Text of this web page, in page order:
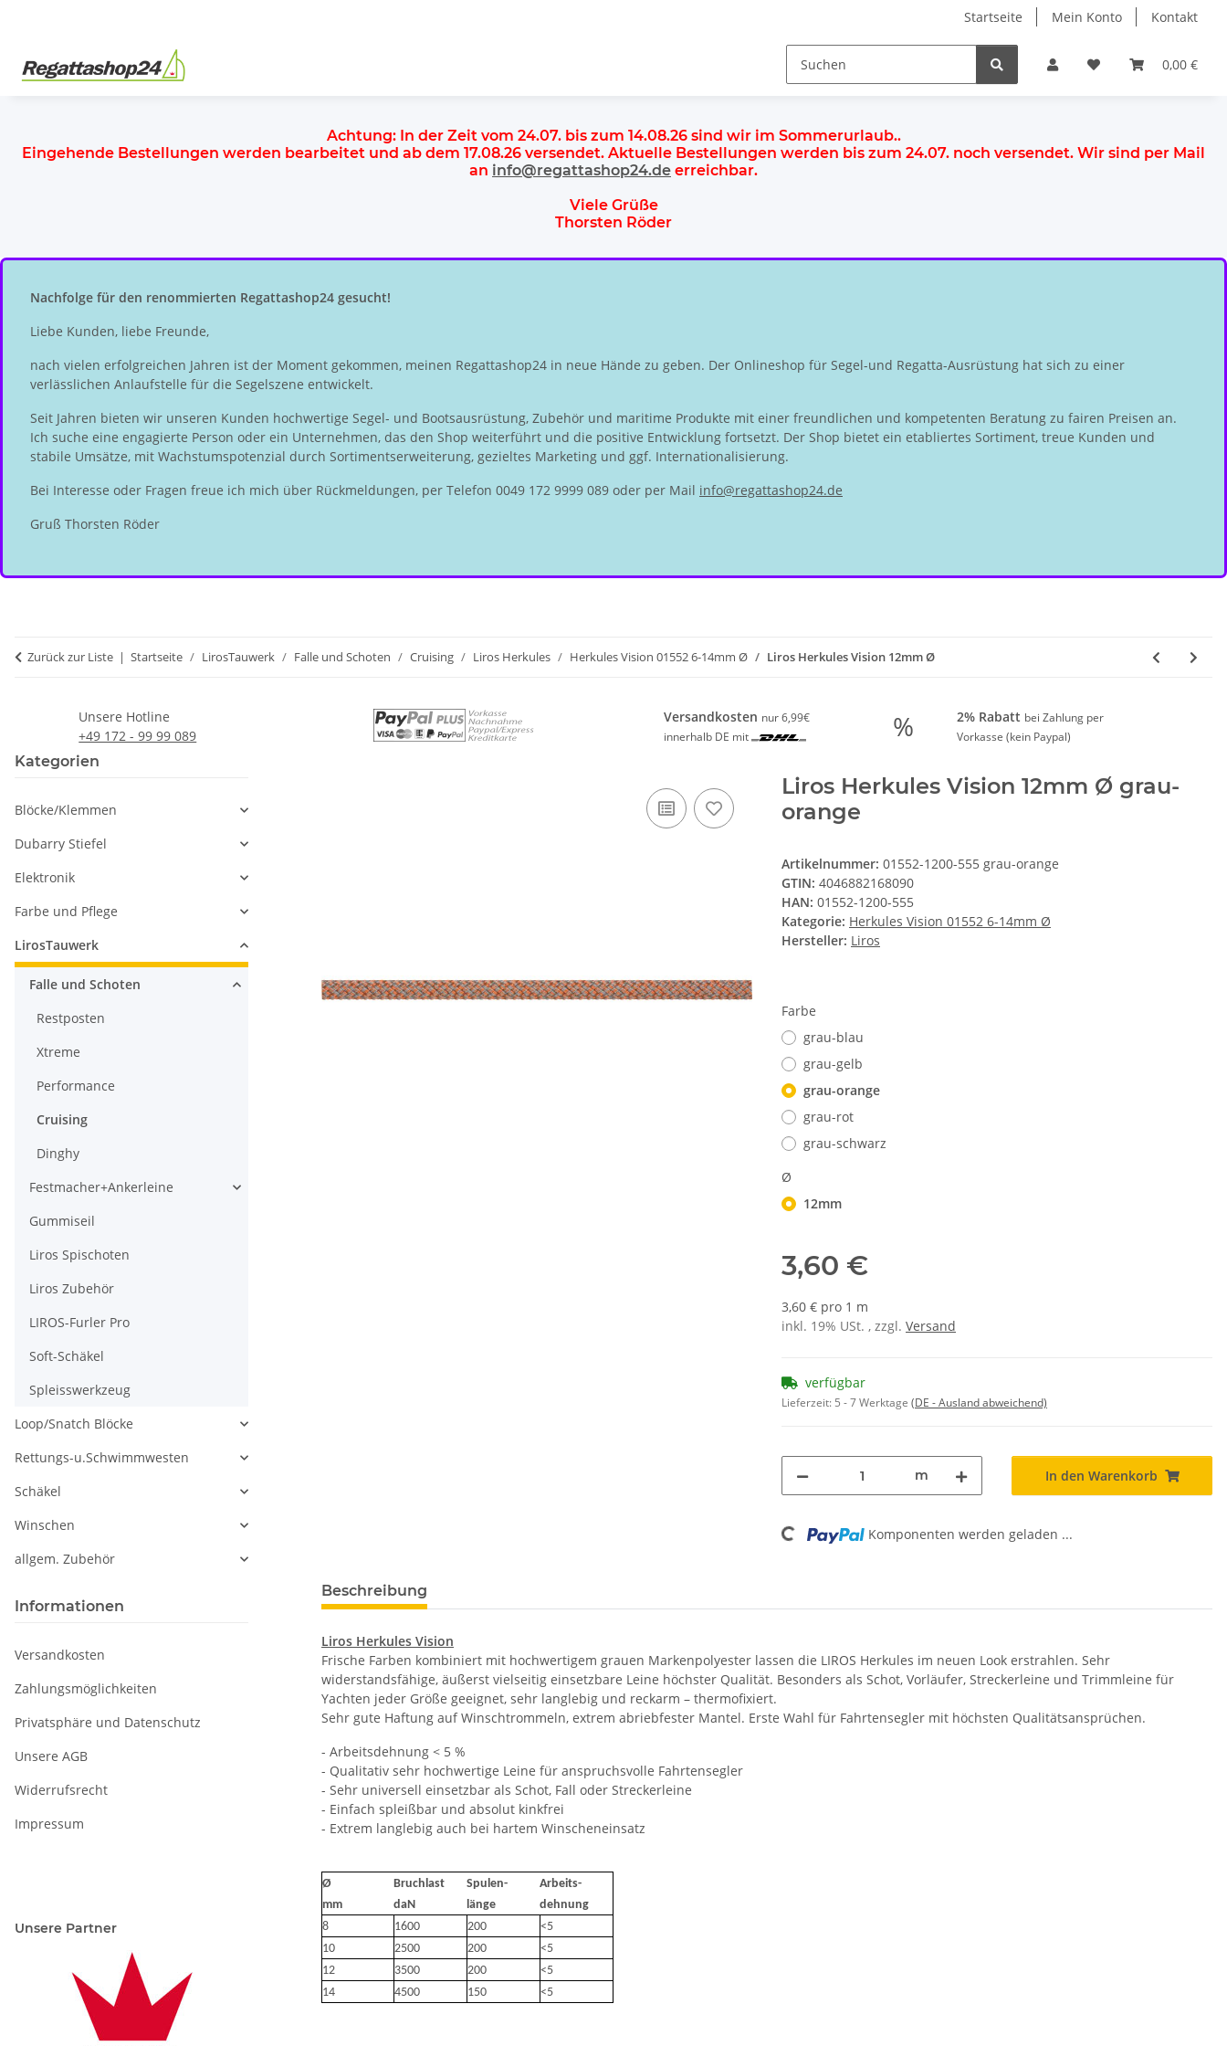
Startseite Mein Konto Kontakt
0,00 €
Achtung: In der Zeit vom 24.07. bis zum 14.08.26 sind wir im Sommerurlaub..
Eingehende Bestellungen werden bearbeitet und ab dem 17.08.26 versendet. Aktuelle Bestellungen werden bis zum 24.07. noch versendet. Wir sind per Mail
an info@regattashop24.de erreichbar.
Viele Grüße
Thorsten Röder
Nachfolge für den renommierten Regattashop24 gesucht!
Liebe Kunden, liebe Freunde,
nach vielen erfolgreichen Jahren ist der Moment gekommen, meinen Regattashop24 in neue Hände zu geben. Der Onlineshop für Segel-und Regatta-Ausrüstung hat sich zu einer
verlässlichen Anlaufstelle für die Segelszene entwickelt.
Seit Jahren bieten wir unseren Kunden hochwertige Segel- und Bootsausrüstung, Zubehör und maritime Produkte mit einer freundlichen und kompetenten Beratung zu fairen Preisen an.
Ich suche eine engagierte Person oder ein Unternehmen, das den Shop weiterführt und die positive Entwicklung fortsetzt. Der Shop bietet ein etabliertes Sortiment, treue Kunden und
stabile Umsätze, mit Wachstumspotenzial durch Sortimentserweiterung, gezieltes Marketing und ggf. Internationalisierung.
Bei Interesse oder Fragen freue ich mich über Rückmeldungen, per Telefon 0049 172 9999 089 oder per Mail info@regattashop24.de
Gruß Thorsten Röder
Zurück zur Liste Startseite LirosTauwerk Falle und Schoten Cruising Liros Herkules Herkules Vision 01552 6-14mm Ø Liros Herkules Vision 12mm Ø
Unsere Hotline
+49 172 - 99 99 089
Versandkosten nur 6,99€
innerhalb DE mit
% 2% Rabatt bei Zahlung per
Vorkasse (kein Paypal)
Liros Herkules Vision 12mm Ø grau-
orange
Artikelnummer: 01552-1200-555 grau-orange
GTIN: 4046882168090
HAN: 01552-1200-555
Kategorie: Herkules Vision 01552 6-14mm Ø
Hersteller: Liros
Farbe
grau-blau
grau-gelb
grau-orange
grau-rot
grau-schwarz
Ø
12mm
3,60 €
3,60 € pro 1 m
inkl. 19% USt. , zzgl. Versand
verfügbar
Lieferzeit: 5 - 7 Werktage (DE - Ausland abweichend)
m In den Warenkorb
Loading... Komponenten werden geladen ...
Beschreibung
Liros Herkules Vision
Frische Farben kombiniert mit hochwertigem grauen Markenpolyester lassen die LIROS Herkules im neuen Look erstrahlen. Sehr
widerstandsfähige, äußerst vielseitig einsetzbare Leine höchster Qualität. Besonders als Schot, Vorläufer, Streckerleine und Trimmleine für
Yachten jeder Größe geeignet, sehr langlebig und reckarm – thermofixiert.
Sehr gute Haftung auf Winschtrommeln, extrem abriebfester Mantel. Erste Wahl für Fahrtensegler mit höchsten Qualitätsansprüchen.
- Arbeitsdehnung < 5 %
- Qualitativ sehr hochwertige Leine für anspruchsvolle Fahrtensegler
- Sehr universell einsetzbar als Schot, Fall oder Streckerleine
- Einfach spleißbar und absolut kinkfrei
- Extrem langlebig auch bei hartem Winscheneinsatz
Ø Bruchlast Spulen-
Arbeits-
mm
daN länge
dehnung
8
1600 200
<5
10
2500 200
<5
12
3500 200
<5
14
4500 150 <5
Kategorien
Blöcke/Klemmen
Dubarry Stiefel
Elektronik
Farbe und Pflege
LirosTauwerk
Falle und Schoten
Restposten
Xtreme
Performance
Cruising
Dinghy
Festmacher+Ankerleine
Gummiseil
Liros Spischoten
Liros Zubehör
LIROS-Furler Pro
Soft-Schäkel
Spleisswerkzeug
Loop/Snatch Blöcke
Rettungs-u.Schwimmwesten
Schäkel
Winschen
allgem. Zubehör
Informationen
Versandkosten
Zahlungsmöglichkeiten
Privatsphäre und Datenschutz
Unsere AGB
Widerrufsrecht
Impressum
Unsere Partner